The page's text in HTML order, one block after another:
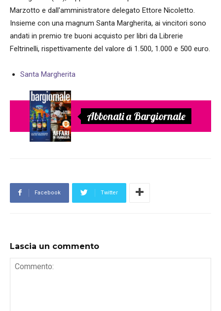
Marzotto e dall'amministratore delegato Ettore Nicoletto.
Insieme con una magnum Santa Margherita, ai vincitori sono
andati in premio tre buoni acquisto per libri da Librerie
Feltrinelli, rispettivamente del valore di 1.500, 1.000 e 500 euro.
Santa Margherita
Abbonati a Bargiornale
Facebook Twitter
Lascia un commento